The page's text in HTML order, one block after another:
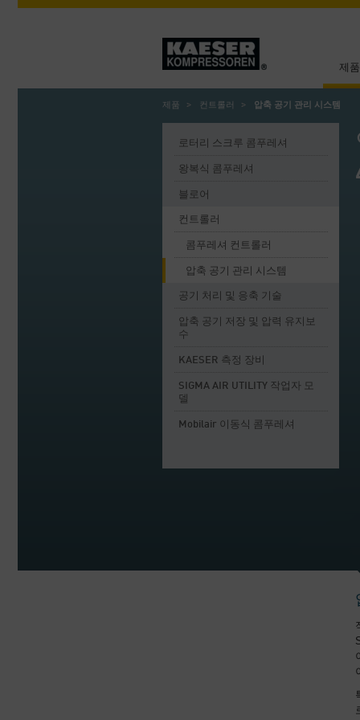
제품
제품 컨트롤러 압축 공기 관리 시스템
로터리 스크루 콤푸레셔
왕복식 콤푸레셔
블로어
컨트롤러
콤푸레셔 컨트롤러
압축 공기 관리 시스템
공기 처리 및 응축 기술
압축 공기 저장 및 압력 유지보
수
KAESER 측정 장비
SIGMA AIR UTILITY 작업자 모
델
Mobilair 이동식 콤푸레셔